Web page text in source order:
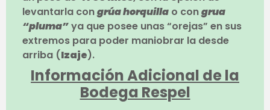
levantarla congrúa horquilla o congrua
“pluma”ya que posee unas “orejas” en sus
extremos para poder maniobrar la desde
arriba (Izaje).
Información Adicional de la
Bodega Respel